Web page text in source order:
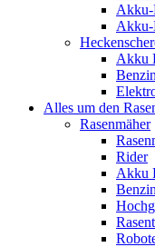
Akku-
Akku-
Akku
Alles um den
Rasenmäher
Rider
Akku